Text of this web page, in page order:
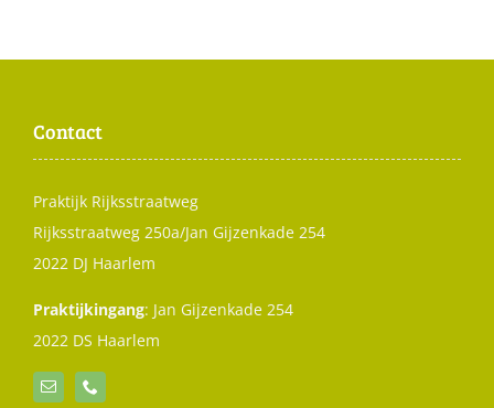
Contact
Praktijk Rijksstraatweg
Rijksstraatweg 250a/Jan Gijzenkade 254
2022 DJ Haarlem
Praktijkingang: Jan Gijzenkade 254
2022 DS Haarlem